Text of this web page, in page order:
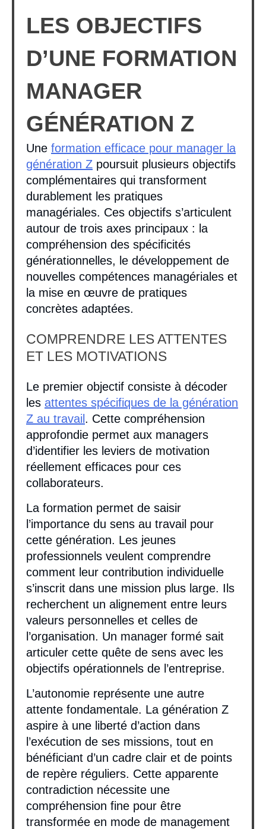
LES OBJECTIFS
D’UNE FORMATION
MANAGER
GÉNÉRATION Z
Une formation efficace pour manager la
génération Z poursuit plusieurs objectifs
complémentaires qui transforment
durablement les pratiques
managériales. Ces objectifs s’articulent
autour de trois axes principaux : la
compréhension des spécificités
générationnelles, le développement de
nouvelles compétences managériales et
la mise en œuvre de pratiques
concrètes adaptées.
COMPRENDRE LES ATTENTES
ET LES MOTIVATIONS
Le premier objectif consiste à décoder
les attentes spécifiques de la génération
Z au travail . Cette compréhension
approfondie permet aux managers
d’identifier les leviers de motivation
réellement efficaces pour ces
collaborateurs.
La formation permet de saisir
l’importance du sens au travail pour
cette génération. Les jeunes
professionnels veulent comprendre
comment leur contribution individuelle
s’inscrit dans une mission plus large. Ils
recherchent un alignement entre leurs
valeurs personnelles et celles de
l’organisation. Un manager formé sait
articuler cette quête de sens avec les
objectifs opérationnels de l’entreprise.
L’autonomie représente une autre
attente fondamentale. La génération Z
aspire à une liberté d’action dans
l’exécution de ses missions, tout en
bénéficiant d’un cadre clair et de points
de repère réguliers. Cette apparente
contradiction nécessite une
compréhension fine pour être
transformée en mode de management